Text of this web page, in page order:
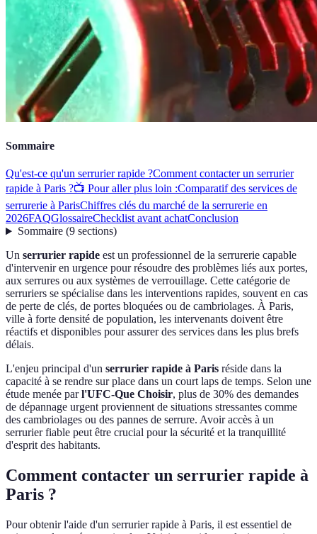
Sommaire
Qu'est-ce qu'un serrurier rapide ?Comment contacter un serrurier
rapide à Paris ?📺 Pour aller plus loin :Comparatif des services de
serrurerie à ParisChiffres clés du marché de la serrurerie en
2026FAQGlossaireChecklist avant achatConclusion
Sommaire(9 sections)
Un serrurier rapide est un professionnel de la serrurerie capable
d'intervenir en urgence pour résoudre des problèmes liés aux portes,
aux serrures ou aux systèmes de verrouillage. Cette catégorie de
serruriers se spécialise dans les interventions rapides, souvent en cas
de perte de clés, de portes bloquées ou de cambriolages. À Paris,
ville à forte densité de population, les intervenants doivent être
réactifs et disponibles pour assurer des services dans les plus brefs
délais.
L'enjeu principal d'un serrurier rapide à Paris réside dans la
capacité à se rendre sur place dans un court laps de temps. Selon une
étude menée parl'UFC-Que Choisir, plus de 30% des demandes
de dépannage urgent proviennent de situations stressantes comme
des cambriolages ou des pannes de serrure. Avoir accès à un
serrurier fiable peut être crucial pour la sécurité et la tranquillité
d'esprit des habitants.
Comment contacter un serrurier rapide à
Paris ?
Pour obtenir l'aide d'un serrurier rapide à Paris, il est essentiel de